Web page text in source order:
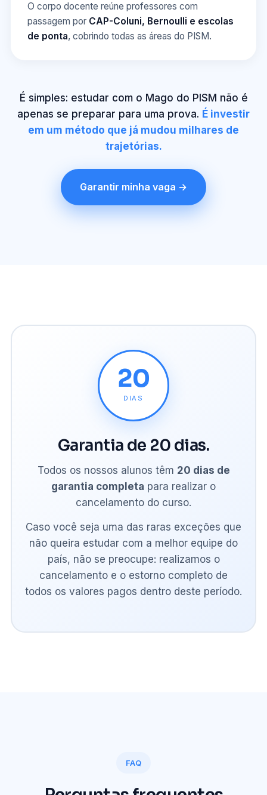
O corpo docente reúne professores com
passagem por CAP-Coluni, Bernoulli e escolas
de ponta, cobrindo todas as áreas do PISM.
É simples: estudar com o Mago do PISM não é
apenas se preparar para uma prova. É investir
em um método que já mudou milhares de
trajetórias.
Garantir minha vaga →
20
DIAS
Garantia de 20 dias.
Todos os nossos alunos têm 20 dias de
garantia completa para realizar o
cancelamento do curso.
Caso você seja uma das raras exceções que
não queira estudar com a melhor equipe do
país, não se preocupe: realizamos o
cancelamento e o estorno completo de
todos os valores pagos dentro deste período.
FAQ